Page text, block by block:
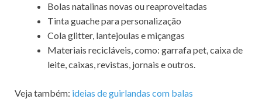
Bolas natalinas novas ou reaproveitadas
Tinta guache para personalização
Cola glitter, lantejoulas e miçangas
Materiais recicláveis, como: garrafa pet, caixa de
leite, caixas, revistas, jornais e outros.
Veja também: ideias de guirlandas com balas